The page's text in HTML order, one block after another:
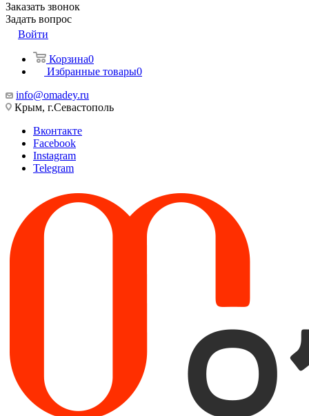
Заказать звонок
Задать вопрос
Войти
Корзина0
Избранные товары0
info@omadey.ru
Крым, г.Севастополь
Вконтакте
Facebook
Instagram
Telegram